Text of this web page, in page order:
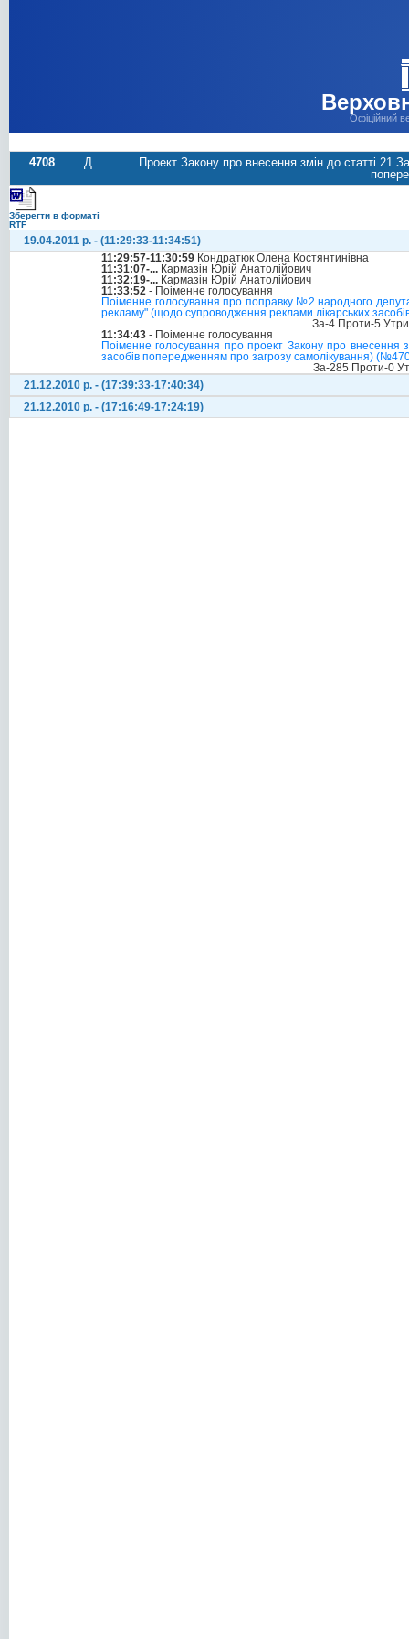
Офіційний
4708 Д
Проект Закону про внесення змін до статті 21
Зберегти в форматі
RTF
19.04.2011 р. - (11:29:33-11:34:51)
11:29:57-11:30:59 Кондратюк Олена Костянтинівна
11:31:07-... Кармазін Юрій Анатолійович
11:32:19-... Кармазін Юрій Анатолійович
11:33:52 - Поіменне голосування
Поіменне голосування про поправку №2 народного
рекламу" (щодо супроводження реклами лікарських
За-4 Проти-5
11:34:43 - Поіменне голосування
Поіменне голосування про проект Закону про внесення
засобів попередженням про загрозу самолікування)
За-285 Проти-0
21.12.2010 р. - (17:39:33-17:40:34)
21.12.2010 р. - (17:16:49-17:24:19)